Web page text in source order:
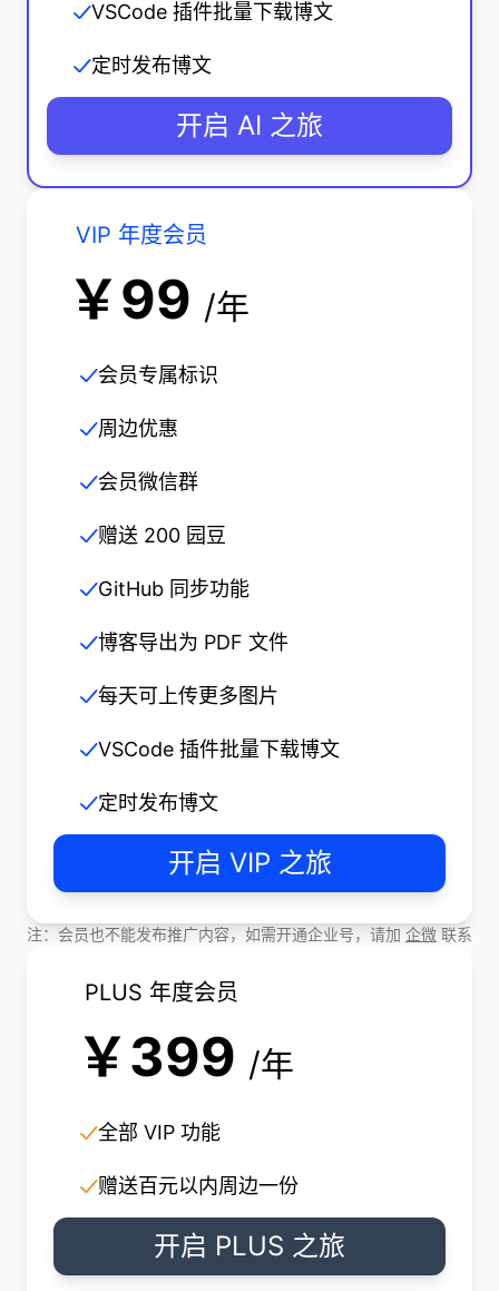
VSCode 插件批量下载博文
定时发布博文
开启 AI 之旅
VIP 年度会员
￥99 /年
会员专属标识
周边优惠
会员微信群
赠送 200 园豆
GitHub 同步功能
博客导出为 PDF 文件
每天可上传更多图片
VSCode 插件批量下载博文
定时发布博文
开启 VIP 之旅
注：会员也不能发布推广内容，如需开通企业号，请加 企微 联系
PLUS 年度会员
￥399 /年
全部 VIP 功能
赠送百元以内周边一份
开启 PLUS 之旅